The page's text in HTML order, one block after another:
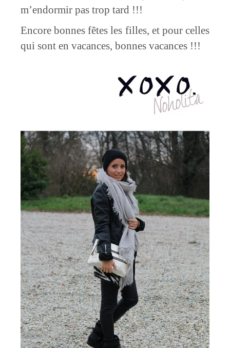
m’endormir pas trop tard !!!
Encore bonnes fêtes les filles, et pour celles
qui sont en vacances, bonnes vacances !!!